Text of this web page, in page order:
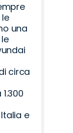
una
circa
e